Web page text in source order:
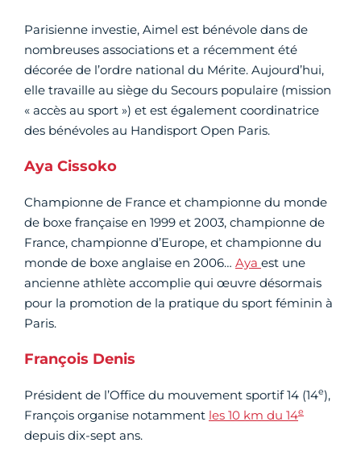
Parisienne investie, Aimel est bénévole dans de
nombreuses associations et a récemment été
décorée de l’ordre national du Mérite. Aujourd’hui,
elle travaille au siège du Secours populaire (mission
« accès au sport ») et est également coordinatrice
des bénévoles au Handisport Open Paris.
Aya Cissoko
Championne de France et championne du monde
de boxe française en 1999 et 2003, championne de
France, championne d’Europe, et championne du
monde de boxe anglaise en 2006… Aya est une
ancienne athlète accomplie qui œuvre désormais
pour la promotion de la pratique du sport féminin à
Paris.
François Denis
Président de l’Office du mouvement sportif 14 (14e),
François organise notamment les 10 km du 14e
depuis dix-sept ans.